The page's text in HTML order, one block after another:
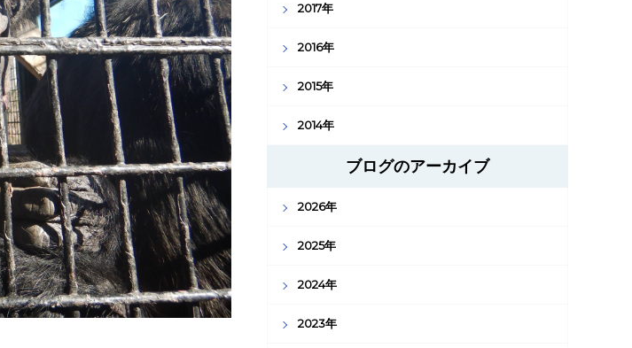
2017年
2016年
2015年
2014年
ブログのアーカイブ
2026年
2025年
2024年
2023年